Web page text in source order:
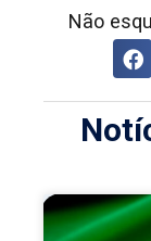
Não